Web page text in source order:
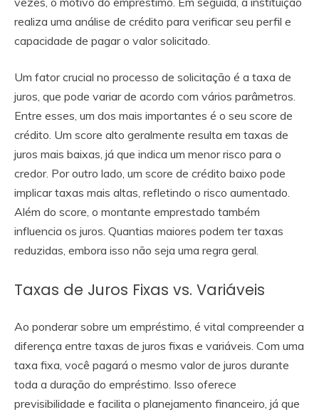
realiza uma análise de crédito para verificar seu perfil e
capacidade de pagar o valor solicitado.
Um fator crucial no processo de solicitação é a taxa de
juros, que pode variar de acordo com vários parâmetros.
Entre esses, um dos mais importantes é o seu score de
crédito. Um score alto geralmente resulta em taxas de
juros mais baixas, já que indica um menor risco para o
credor. Por outro lado, um score de crédito baixo pode
implicar taxas mais altas, refletindo o risco aumentado.
Além do score, o montante emprestado também
influencia os juros. Quantias maiores podem ter taxas
reduzidas, embora isso não seja uma regra geral.
Taxas de Juros Fixas vs. Variáveis
Ao ponderar sobre um empréstimo, é vital compreender a
diferença entre taxas de juros fixas e variáveis. Com uma
taxa fixa, você pagará o mesmo valor de juros durante
toda a duração do empréstimo. Isso oferece
previsibilidade e facilita o planejamento financeiro, já que